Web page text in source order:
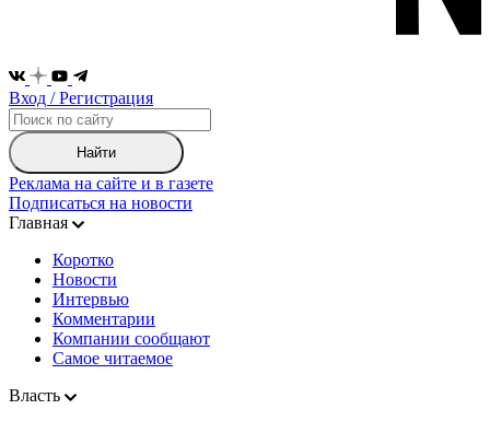
Вход / Регистрация
Найти
Реклама на сайте и в газете
Подписаться на новости
Главная
Коротко
Новости
Интервью
Комментарии
Компании сообщают
Самое читаемое
Власть